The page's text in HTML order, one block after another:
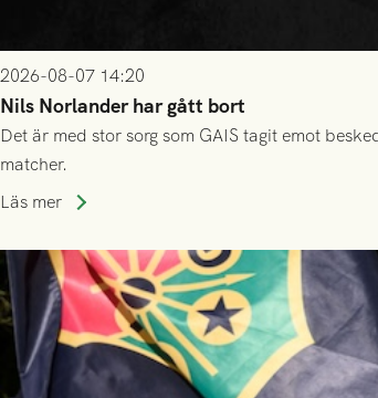
2026-08-07 14:20
Nils Norlander har gått bort
Det är med stor sorg som GAIS tagit emot
matcher.
Läs mer